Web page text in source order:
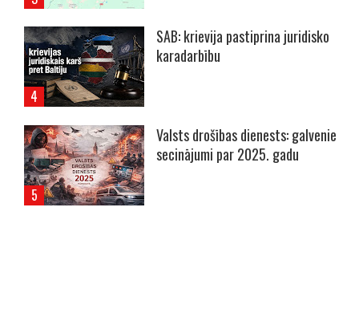
SAB: krievija pastiprina juridisko
karadarbību
Valsts drošības dienests: galvenie
secinājumi par 2025. gadu